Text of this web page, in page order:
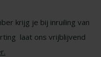
krijg je bij inruiling van
laat ons vrijblijvend
.